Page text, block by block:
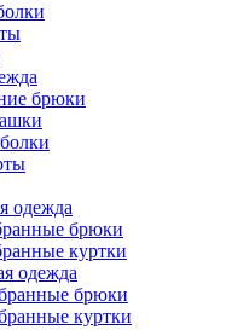
брюки
одежда
брюки
куртки
одежда
брюки
куртки